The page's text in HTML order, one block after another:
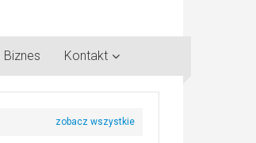
Biznes Kontakt